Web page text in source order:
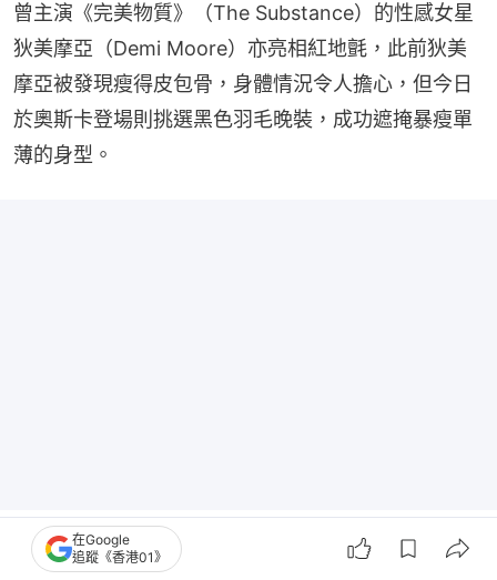
曾主演《完美物質》（The Substance）的性感女星
狄美摩亞（Demi Moore）亦亮相紅地氈，此前狄美
摩亞被發現瘦得皮包骨，身體情況令人擔心，但今日
於奧斯卡登場則挑選黑色羽毛晚裝，成功遮掩暴瘦單
薄的身型。
在Google
追蹤《香港01》